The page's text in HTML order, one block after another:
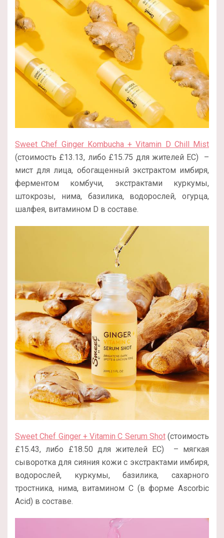
Sweet Chef Ginger Kombucha + Vitamin D Chill Mist
(стоимость £13.13, либо £15.75 для жителей ЕС) –
мист для лица, обогащенный экстрактом имбиря,
ферментом комбучи, экстрактами куркумы,
штокрозы, нима, базилика, водорослей, огурца,
шалфея, витамином D в составе.
Sweet Chef Ginger + Vitamin C Serum Shot(стоимость
£15.43, либо £18.50 для жителей ЕС) – мягкая
сыворотка для сияния кожи с экстрактами имбиря,
водорослей, куркумы, базилика, сахарного
тростника, нима, витамином С (в форме Ascorbic
Acid) в составе.